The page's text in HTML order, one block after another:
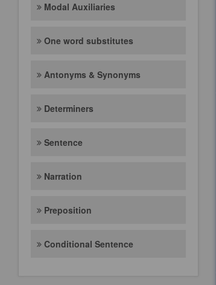
Modal Auxiliaries
One word substitutes
Antonyms & Synonyms
Determiners
Sentence
Narration
Preposition
Conditional Sentence